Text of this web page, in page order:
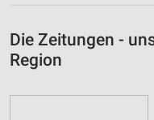
Die Zeitungen -
Region